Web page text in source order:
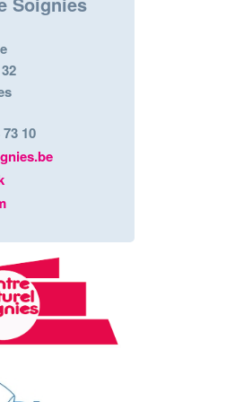
10